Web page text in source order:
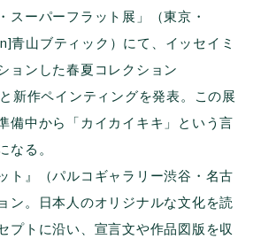
ーパーフラット展」（東京・
青山ブティック）にて、イッセイミ
ョンした春夏コレクション
新作ペインティングを発表。この展
備中から「カイカイキキ」という言
なる。
ト』（パルコギャラリー渋谷・名古
ン。日本人のオリジナルな文化を読
プトに沿い、宣言文や作品図版を収